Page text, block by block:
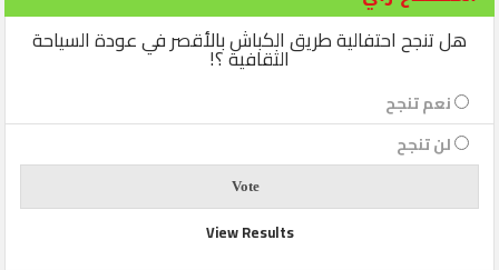
هل تنجح احتفالية طريق الكباش بالأقصر في عودة السياحة
الثقافية ؟!
نعم تنجح
لن تنجح
View Results